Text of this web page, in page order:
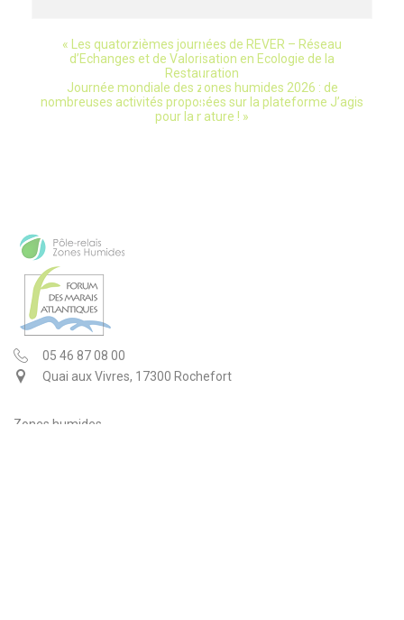
évènement
Navigation
« Les quatorzièmes journées de REVER – Réseau
d’Echanges et de Valorisation en Ecologie de la
Restauration
Journée mondiale des zones humides 2026 : de
nombreuses activités proposées sur la plateforme J’agis
pour la nature ! »
05 46 87 08 00
Quai aux Vivres, 17300 Rochefort
Zones humides